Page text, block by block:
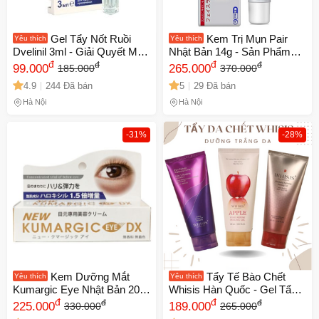
Yêu thích
Gel Tẩy Nốt Ruồi
Dvelinil 3ml - Giải Quyết Mụn
Cóc, Mụn Thịt, Sẹo Lồi Hiệu
Quả Không Để Lại Vết Thâm
- Sản Phẩm Chính Hãng Từ
Nga
99.000đ 185.000đ
4.9 244 Đã bán
Hà Nội
Yêu thích
Kem Trị Mụn Pair
Nhật Bản 14g - Sản Phẩm
Chuyên Sâu Giúp Xẹp Mụn
Đỏ, Mụn Viêm, Mụn Bọc,
Hiệu Quả Nhanh Chóng, An
Toàn cho Da
265.000đ 370.000đ
5 29 Đã bán
Hà Nội
-31%
Yêu thích
Kem Dưỡng Mắt
Kumargic Eye Nhật Bản 20g
- Giảm Thâm Quầng Mắt,
Chống Lão Hóa, Dưỡng
225.000đ 330.000đ
-28%
Yêu thích
Tẩy Tế Bào Chết
Whisis Hàn Quốc - Gel Tẩy
Da Chết Táo Đỏ và Thảo
Mộc Dưỡng Trắng Da 120ml
189.000đ 265.000đ